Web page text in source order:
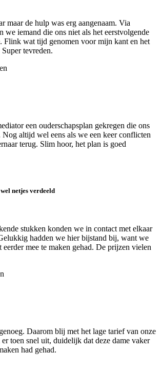
maar de hulp was erg aangenaam. Via
we iemand die ons niet als het eerstvolgende
Flink wat tijd genomen voor mijn kant en het
tevreden.
een ouderschapsplan gekregen die ons
Nog altijd wel eens als we een keer conflicten
terug. Slim hoor, het plan is goed
netjes verdeeld
stukken konden we in contact met elkaar
hadden we hier bijstand bij, want we
eerder mee te maken gehad. De prijzen vielen
Daarom blij met het lage tarief van onze
toen snel uit, duidelijk dat deze dame vaker
had gehad.